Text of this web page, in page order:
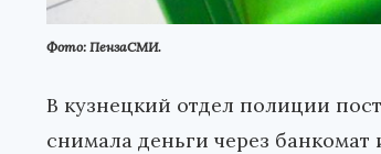
Фото: ПензаСМИ.
В кузнецкий отдел полиции
снимала деньги через